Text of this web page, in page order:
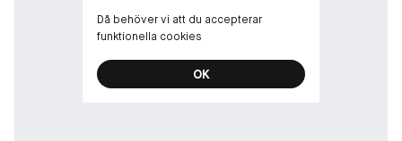
Då behöver vi att du accepterar
funktionella cookies
OK